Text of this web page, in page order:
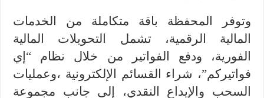
وتوفر المحفظة باقة متكاملة من الخدمات
المالية الرقمية، تشمل التحويلات المالية
الفورية، ودفع الفواتير من خلال نظام “إي
فواتيركم”، شراء القسائم الإلكترونية ،وعمليات
السحب والإيداع النقدي، إلى جانب مجموعة